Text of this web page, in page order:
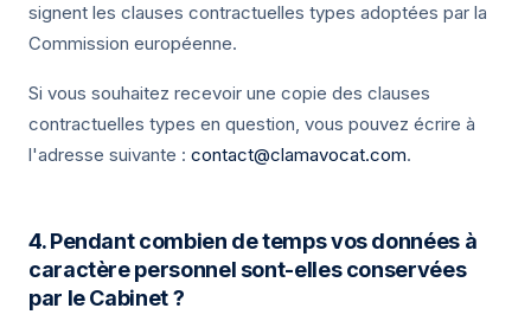
signent les clauses contractuelles types adoptées par la
Commission européenne.
Si vous souhaitez recevoir une copie des clauses
contractuelles types en question, vous pouvez écrire à
l'adresse suivante : contact@clamavocat.com.
4. Pendant combien de temps vos données à
caractère personnel sont-elles conservées
par le Cabinet ?